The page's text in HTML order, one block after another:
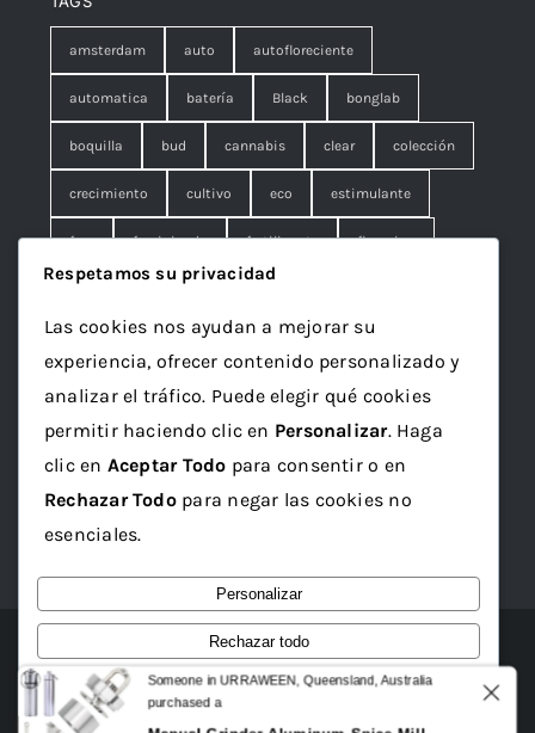
amsterdam auto autofloreciente
automatica batería Black bonglab
boquilla bud cannabis clear colección
crecimiento cultivo eco estimulante
fem feminizada fertilizante floracion
fruna galleta
Grotek grow maceta marihuana
ml papelillo
rolling rosin sativa seed semilla
x1
© 2012 - 2026 • Tienda Taboo
Respetamos su privacidad
Las cookies nos ayudan a mejorar su
experiencia, ofrecer contenido personalizado y
analizar el tráfico. Puede elegir qué cookies
permitir haciendo clic en Personalizar. Haga
clic en Aceptar Todo para consentir o en
Rechazar Todopara negar las cookies no
esenciales.
Personalizar
Rechazar todo
Aceptar todo
0
Someone in URRAWEEN, Queensland, Australia
purchased a